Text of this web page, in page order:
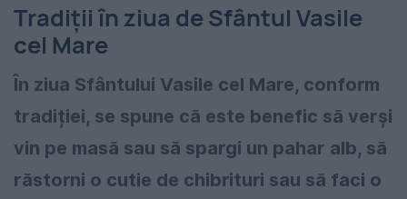
Tradiții în ziua de Sfântul Vasile
cel Mare
În ziua Sfântului Vasile cel Mare, conform
tradiției, se spune că este benefic să verși
vin pe masă sau să spargi un pahar alb, să
răstorni o cutie de chibrituri sau să faci o